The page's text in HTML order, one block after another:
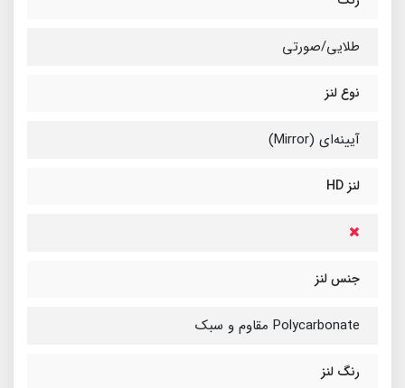
طلایی/صورتی
نوع لنز
آیینه‌ای (Mirror)
لنز HD
جنس لنز
Polycarbonate مقاوم و سبک
رنگ لنز